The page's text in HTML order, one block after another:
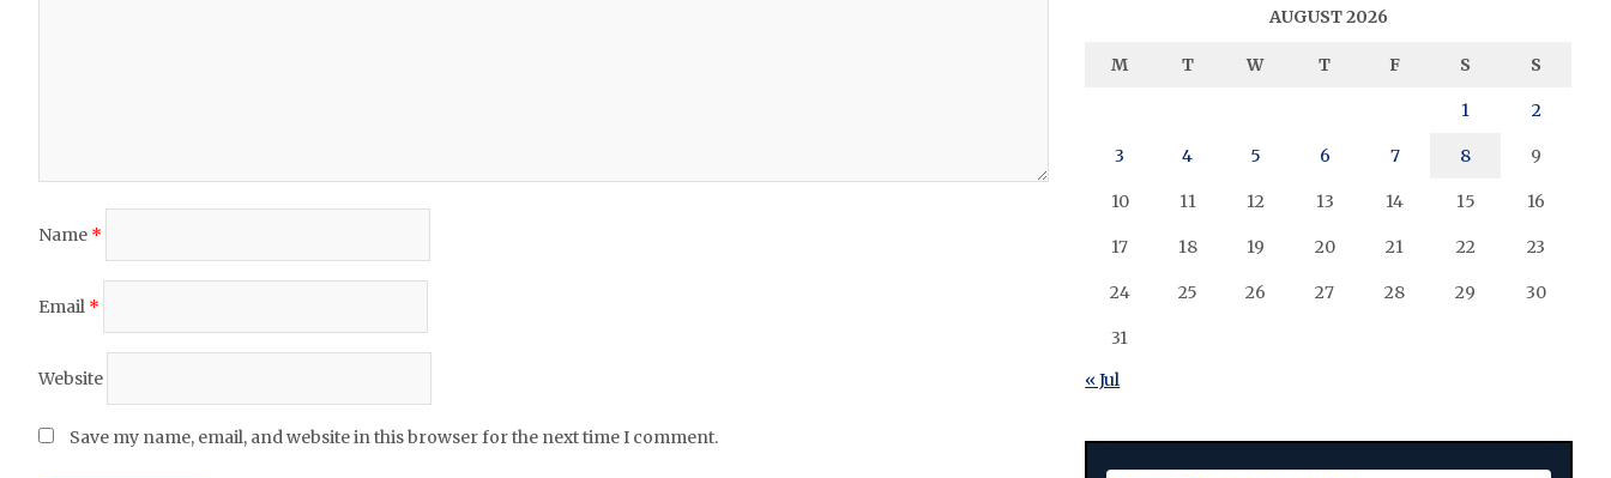
Name *
Email *
Website
Save my name, email, and website in this browser for the next time I comment.
AUGUST 2026
M T W T F S S
1 2
3 4 5 6 7 8 9
10 11 12 13 14 15 16
17 18 19 20 21 22 23
24 25 26 27 28 29 30
31
« Jul